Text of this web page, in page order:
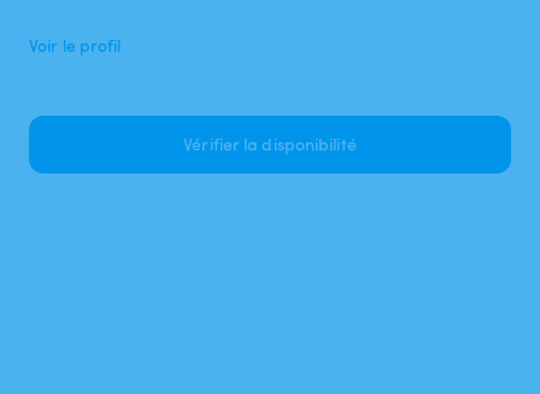
Voir le profil
Vérifier la disponibilité